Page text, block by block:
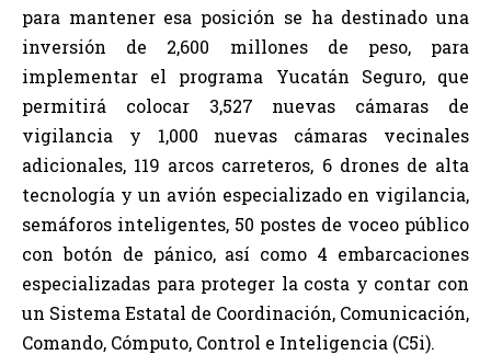
para mantener esa posición se ha destinado una
inversión de 2,600 millones de peso, para
implementar el programa Yucatán Seguro, que
permitirá colocar 3,527 nuevas cámaras de
vigilancia y 1,000 nuevas cámaras vecinales
adicionales, 119 arcos carreteros, 6 drones de alta
tecnología y un avión especializado en vigilancia,
semáforos inteligentes, 50 postes de voceo público
con botón de pánico, así como 4 embarcaciones
especializadas para proteger la costa y contar con
un Sistema Estatal de Coordinación, Comunicación,
Comando, Cómputo, Control e Inteligencia (C5i).